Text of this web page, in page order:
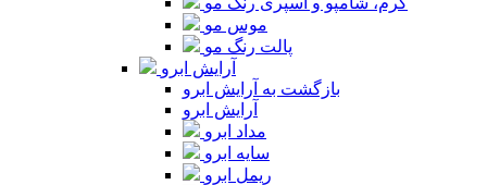
موس مو
پالت رنگ مو
آرایش ابرو
بازگشت به آرایش ابرو
آرایش ابرو
مداد ابرو
سایه ابرو
ریمل ابرو